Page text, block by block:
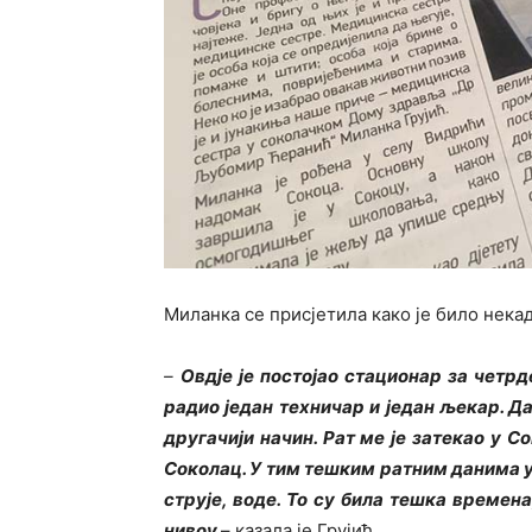
Миланка се присјетила како је било
– Овдје је постојао стационар за
радио један техничар и један љекар.
другачији начин. Рат ме је затекао у
Соколац. У тим тешким ратним данима
струје, воде. То су била тешка